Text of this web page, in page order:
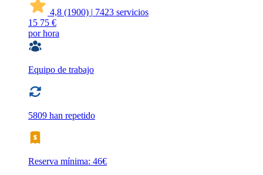
4,8 (1900) | 7423 servicios
15 75 €
por hora
Equipo de trabajo
5809 han repetido
Reserva mínima: 46€